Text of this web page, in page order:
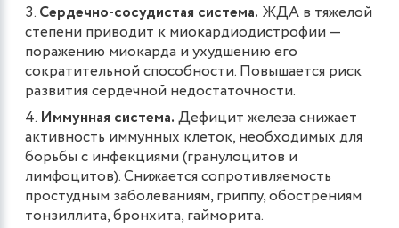
Сердечно-сосудистая система. ЖДА в тяжелой
степени приводит к миокардиодистрофии —
поражению миокарда и ухудшению его
сократительной способности. Повышается риск
развития сердечной недостаточности.
Иммунная система. Дефицит железа снижает
активность иммунных клеток, необходимых для
борьбы с инфекциями (гранулоцитов и
лимфоцитов). Снижается сопротивляемость
простудным заболеваниям, гриппу, обострениям
тонзиллита, бронхита, гайморита.